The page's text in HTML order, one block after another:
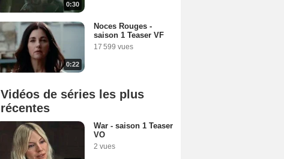
0:30
0:22
Noces Rouges -
saison 1 Teaser VF
17 599 vues
Vidéos de séries les plus
récentes
War - saison 1 Teaser
VO
2 vues